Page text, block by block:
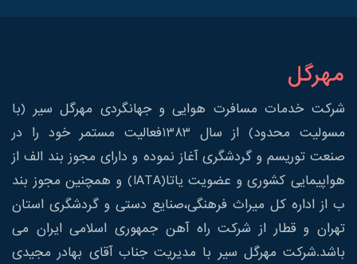
مهرگل
شرکت خدمات مسافرت هوایی و جهانگردی مهرگل سیر (با
مسولیت محدود) از سال 1383فعالیت مستمر خود را در
صنعت توریسم و گردشگری آغاز نموده و دارای مجوز بند الف از
هواپیمایی کشوری و عضویت یاتا(IATA) و همچنین مجوز بند
ب از اداره کل میراث فرهنگی،صنایع دستی و گردشگری استان
تهران و قطار از شرکت راه آهن جمهوری اسلامی ایران می
باشد.شرکت مهرگل سیر با مدیریت جناب آقای بهادر مجیدی